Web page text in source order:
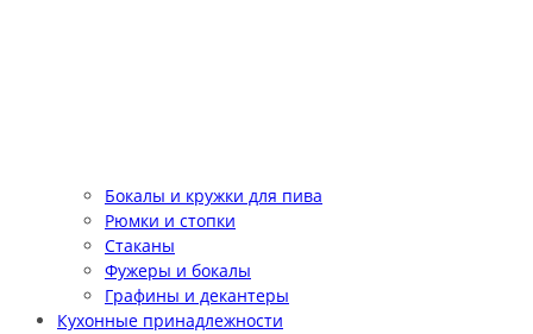
Бокалы и кружки для пива
Рюмки и стопки
Стаканы
Фужеры и бокалы
Графины и декантеры
Кухонные принадлежности